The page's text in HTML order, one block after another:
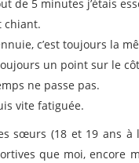
de 5 minutes j’étais
chiant.
c’est toujours la
un point sur le
ne passe pas.
vite fatiguée.
sœurs (18 et 19 ans à
que moi, encore